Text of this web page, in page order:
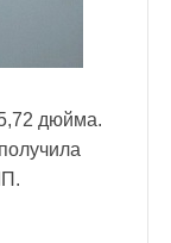
дюйма.